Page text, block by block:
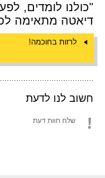
"כולנו לומדים,
דיאטה מתאימה
לרזות בחוכמה!
חשוב לנו לדעת
שלח חוות דעת